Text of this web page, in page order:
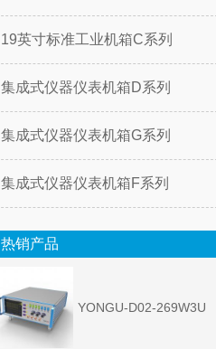
19英寸标准工业机箱C系列
集成式仪器仪表机箱D系列
集成式仪器仪表机箱G系列
集成式仪器仪表机箱F系列
热销产品
YONGU-D02-269W3U